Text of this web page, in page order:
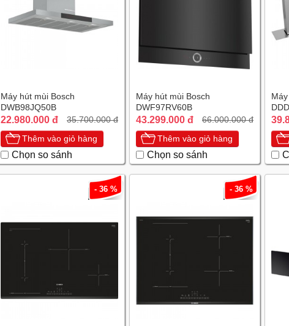
Máy hút mùi Bosch
DWB98JQ50B
22.980.000 đ 35.700.000 đ
Thêm vào giỏ hàng
Chọn so sánh
Máy hút mùi Bosch
DWF97RV60B
43.299.000 đ 66.000.000 đ
Thêm vào giỏ hàng
Chọn so sánh
- 36 % - 36 %